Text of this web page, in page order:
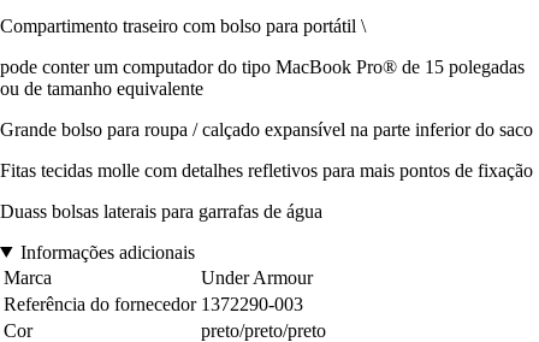
Compartimento traseiro com bolso para portátil \
pode conter um computador do tipo MacBook Pro® de 15 polegadas
ou de tamanho equivalente
Grande bolso para roupa / calçado expansível na parte inferior do saco
Fitas tecidas molle com detalhes refletivos para mais pontos de fixação
Duass bolsas laterais para garrafas de água
Informações adicionais
Marca
Under Armour
Referência do fornecedor 1372290-003
Cor
preto/preto/preto